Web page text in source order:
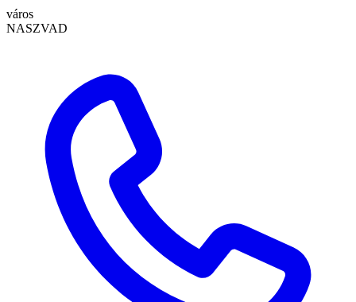
város
NASZVAD